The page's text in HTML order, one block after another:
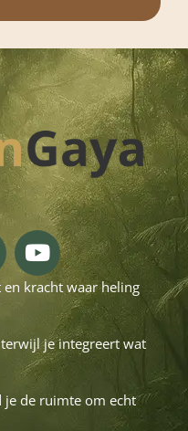
en kracht waar heling
terwijl je integreert wat
je de ruimte om echt